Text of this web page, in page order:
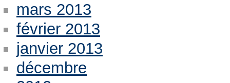
mars 2013
février 2013
janvier 2013
décembre